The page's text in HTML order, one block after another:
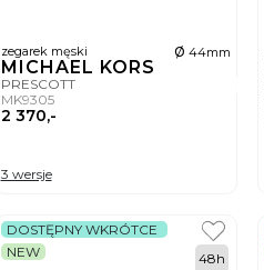
zegarek męski ø 44mm
MICHAEL KORS
PRESCOTT
MK9305
2 370,-
3 wersje
DOSTĘPNY WKRÓTCE
NEW
48h